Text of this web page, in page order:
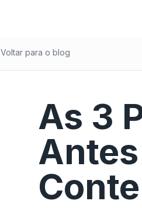
Voltar para o blog
As 3